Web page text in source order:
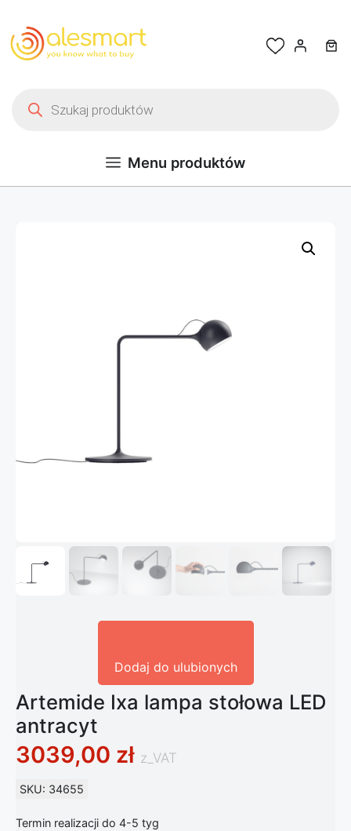
Menu produktów
Dodaj do ulubionych
Artemide Ixa lampa stołowa LED
antracyt
3039,00 zł z_VAT
SKU: 34655
Termin realizacji do 4-5 tyg